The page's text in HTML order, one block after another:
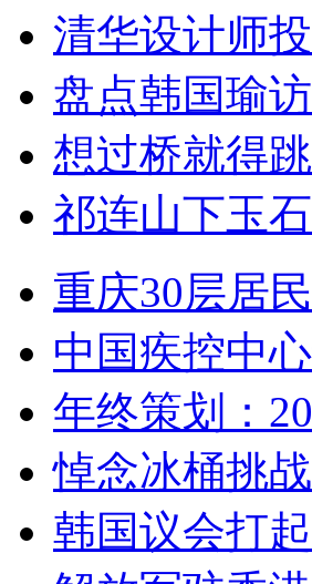
清华设计师
盘点韩国瑜
想过桥就得
祁连山下玉
重庆30层居
中国疾控中
年终策划：
悼念冰桶挑
韩国议会打